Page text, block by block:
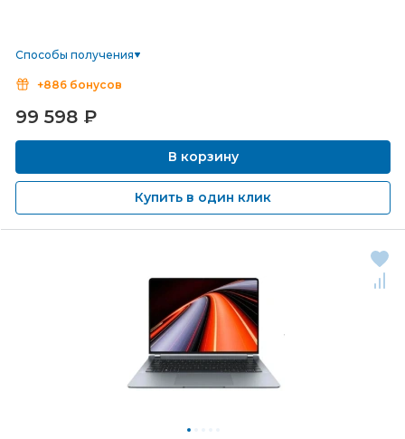
Способы получения
+886 бонусов
99 598 ₽
В корзину
Купить в один клик